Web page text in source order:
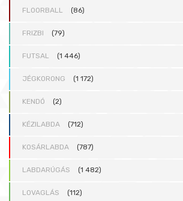
FLOORBALL (86)
FRIZBI (79)
FUTSAL (1 446)
JÉGKORONG (1 172)
KENDÓ (2)
KÉZILABDA (712)
KOSÁRLABDA (787)
LABDARÚGÁS (1 482)
LOVAGLÁS (112)